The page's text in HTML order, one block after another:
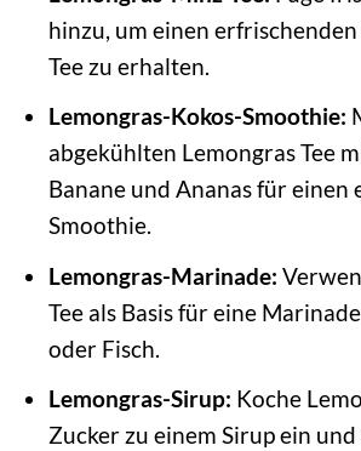
hinzu, um einen
Tee zu erhalten.
Lemongras-Kokos-Smoothie:
abgekühlten Lemongras Tee
Banane und Ananas für einen
Smoothie.
Lemongras-Marinade:
Tee als Basis für eine
oder Fisch.
Lemongras-Sirup: Koche
Zucker zu einem Sirup ein